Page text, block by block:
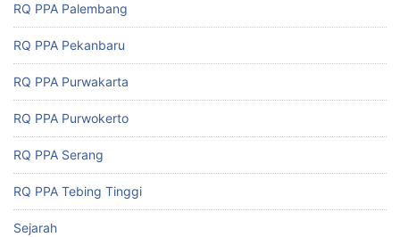
RQ PPA Palembang
RQ PPA Pekanbaru
RQ PPA Purwakarta
RQ PPA Purwokerto
RQ PPA Serang
RQ PPA Tebing Tinggi
Sejarah